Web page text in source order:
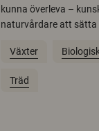
kunna överleva –
naturvårdare att sätta
Växter
Träd